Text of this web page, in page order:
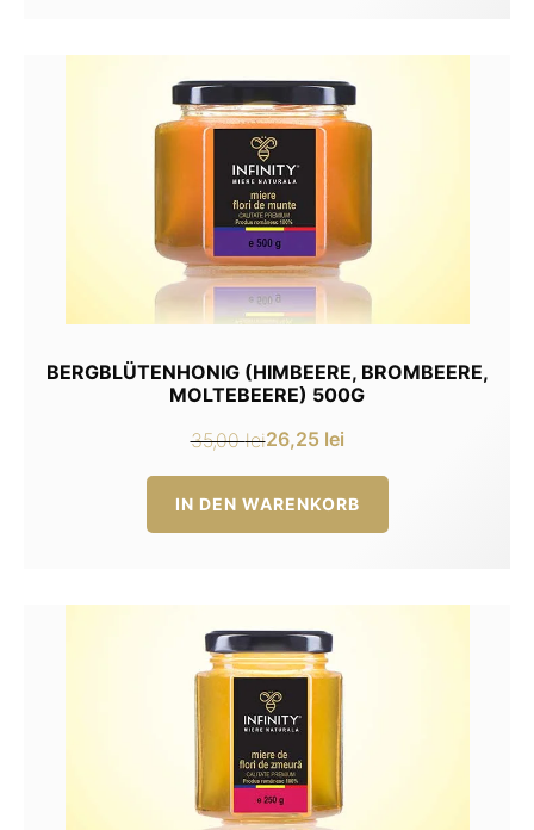
BERGBLÜTENHONIG (HIMBEERE, BROMBEERE,
MOLTEBEERE) 500G
35,00lei
Ursprünglicher
Preis
war:
26,25 lei
Aktueller
Preis
ist:
IN DEN WARENKORB